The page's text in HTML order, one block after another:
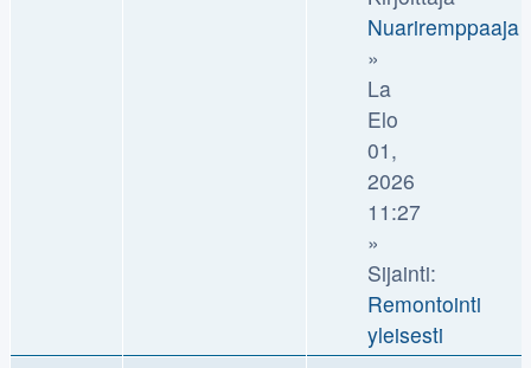
Nuariremppaaja
»
La
Elo
01,
2026
11:27
»
Sijainti:
Remontointi
yleisesti